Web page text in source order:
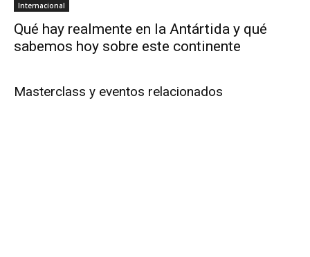
Internacional
Qué hay realmente en la Antártida y qué
sabemos hoy sobre este continente
Masterclass y eventos relacionados